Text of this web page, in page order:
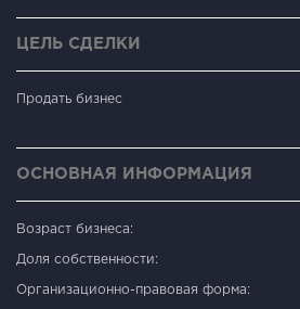
ЦЕЛЬ СДЕЛКИ
Продать бизнес
ОСНОВНАЯ ИНФОРМАЦИЯ
Возраст бизнеса:
Доля собственности:
Организационно-правовая форма: